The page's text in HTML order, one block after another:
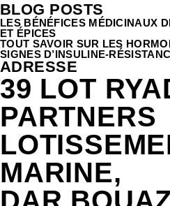
BLOG POSTS
LES BÉNÉFICES MÉDICINAUX
ET ÉPICES
TOUT SAVOIR SUR LES
SIGNES D’INSULINE-
ADRESSE
39 LOT
PARTNERS
MARINE,